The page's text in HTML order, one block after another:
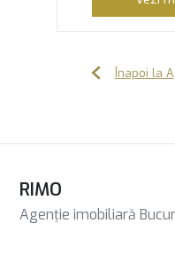
Înapoi la
RIMO
Agenție imobiliară